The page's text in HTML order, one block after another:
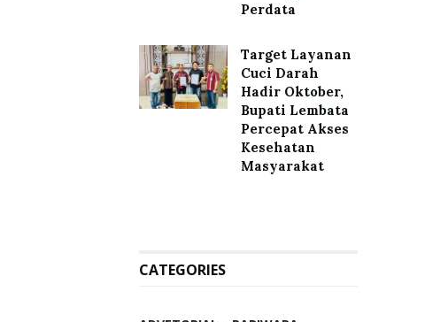
Perdata
Target Layanan
Cuci Darah
Hadir Oktober,
Bupati Lembata
Percepat Akses
Kesehatan
Masyarakat
CATEGORIES